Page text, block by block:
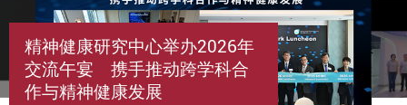
精神健康研究中心举办2026年
交流午宴 携手推动跨学科合
作与精神健康发展